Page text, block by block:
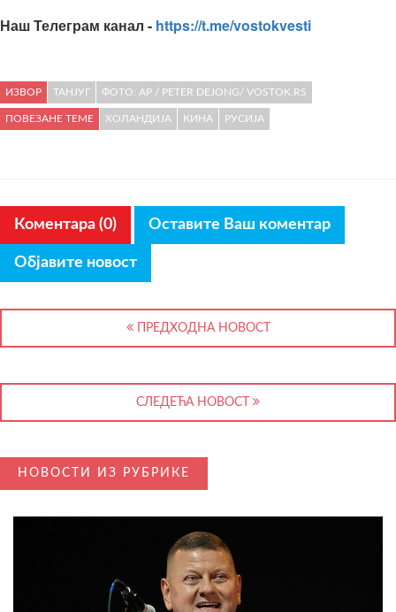
Наш Телеграм канал - https://t.me/vostokvesti
ИЗВОР ТАНЈУГ ФОТО: AP / PETER DEJONG/ VOSTOK.RS
ПОВЕЗАНЕ ТЕМЕ ХОЛАНДИЈА КИНА РУСИЈА
Коментара (0) Оставите Ваш коментар
Објавите новост
ПРЕДХОДНА НОВОСТ
СЛЕДЕЋА НОВОСТ
НОВОСТИ ИЗ РУБРИКЕ